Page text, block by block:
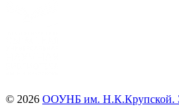
© 2026 ООУНБ им. Н.К.Крупской.